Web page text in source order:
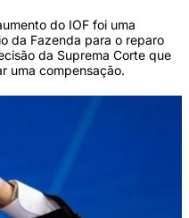
do IOF foi uma
da Fazenda para o reparo
da Suprema Corte que
uma compensação.